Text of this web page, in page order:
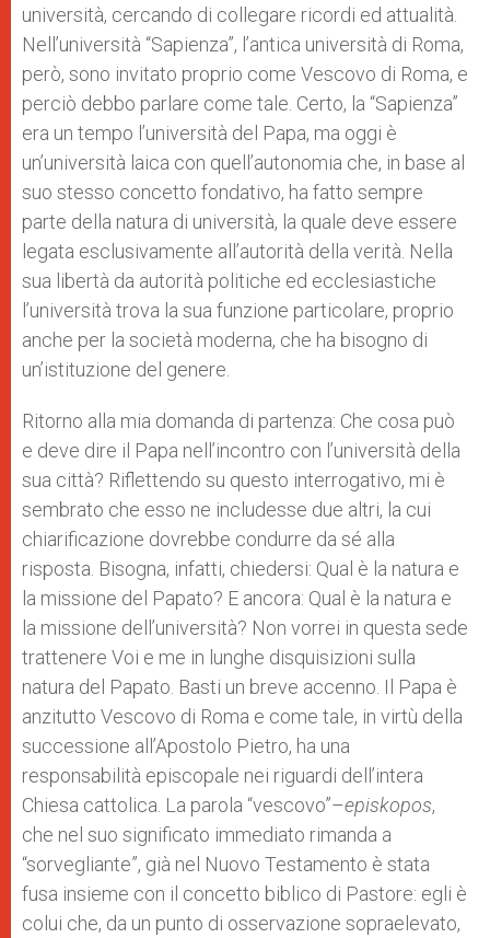
università, cercando di collegare ricordi ed attualità.
Nell’università “Sapienza”, l’antica università di Roma,
però, sono invitato proprio come Vescovo di Roma, e
perciò debbo parlare come tale. Certo, la “Sapienza”
era un tempo l’università del Papa, ma oggi è
un’università laica con quell’autonomia che, in base al
suo stesso concetto fondativo, ha fatto sempre
parte della natura di università, la quale deve essere
legata esclusivamente all’autorità della verità. Nella
sua libertà da autorità politiche ed ecclesiastiche
l’università trova la sua funzione particolare, proprio
anche per la società moderna, che ha bisogno di
un’istituzione del genere.
Ritorno alla mia domanda di partenza: Che cosa può
e deve dire il Papa nell’incontro con l’università della
sua città? Riflettendo su questo interrogativo, mi è
sembrato che esso ne includesse due altri, la cui
chiarificazione dovrebbe condurre da sé alla
risposta. Bisogna, infatti, chiedersi: Qual è la natura e
la missione del Papato? E ancora: Qual è la natura e
la missione dell’università? Non vorrei in questa sede
trattenere Voi e me in lunghe disquisizioni sulla
natura del Papato. Basti un breve accenno. Il Papa è
anzitutto Vescovo di Roma e come tale, in virtù della
successione all’Apostolo Pietro, ha una
responsabilità episcopale nei riguardi dell’intera
Chiesa cattolica. La parola “vescovo”–episkopos,
che nel suo significato immediato rimanda a
“sorvegliante”, già nel Nuovo Testamento è stata
fusa insieme con il concetto biblico di Pastore: egli è
colui che, da un punto di osservazione sopraelevato,